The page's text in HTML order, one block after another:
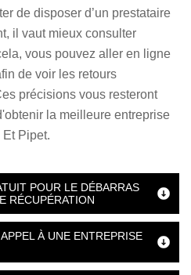
de disposer d’un prestataire
il vaut mieux consulter
vous pouvez aller en ligne
de voir les retours
précisions vous resteront
la meilleure entreprise
Pipet.
POUR LE DÉBARRAS
RÉCUPÉRATION
À UNE ENTREPRISE